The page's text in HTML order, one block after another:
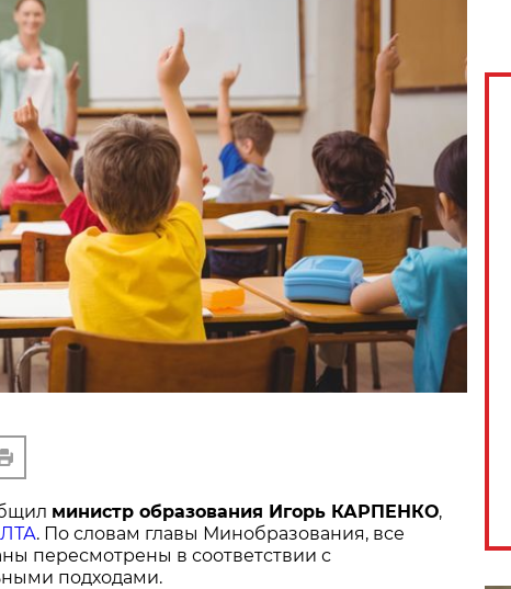
министр образования Игорь КАРПЕНКО,
. По словам главы Минобразования, все
пересмотрены в соответствии с
подходами.